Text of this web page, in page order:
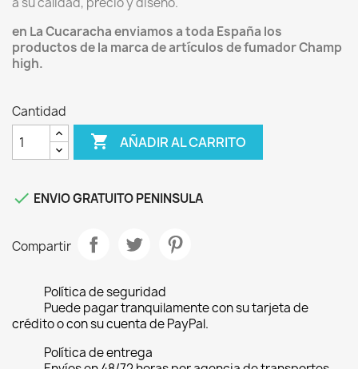
en La Cucaracha enviamos a toda España los
productos de la marca de artículos de fumadorChamp
high.
Cantidad
 AÑADIR AL CARRITO
 ENVIO GRATUITO PENINSULA
Compartir
Política de seguridad
Puede pagar tranquilamente con su tarjeta de
crédito o con su cuenta de PayPal.
Política de entrega